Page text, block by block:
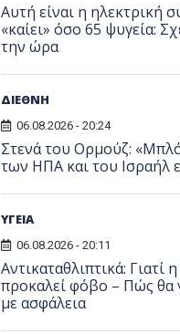
Αυτή είναι η ηλεκτρική
«καίει» όσο 65 ψυγεία:
την ώρα
ΔΙΕΘΝΗ
06.08.2026 - 20:24
Στενά του Ορμούζ:
των ΗΠΑ και του Ισραήλ
ΥΓΕΙΑ
06.08.2026 - 20:11
Αντικαταθλιπτικά: Γιατί
προκαλεί φόβο – Πώς θα
με ασφάλεια